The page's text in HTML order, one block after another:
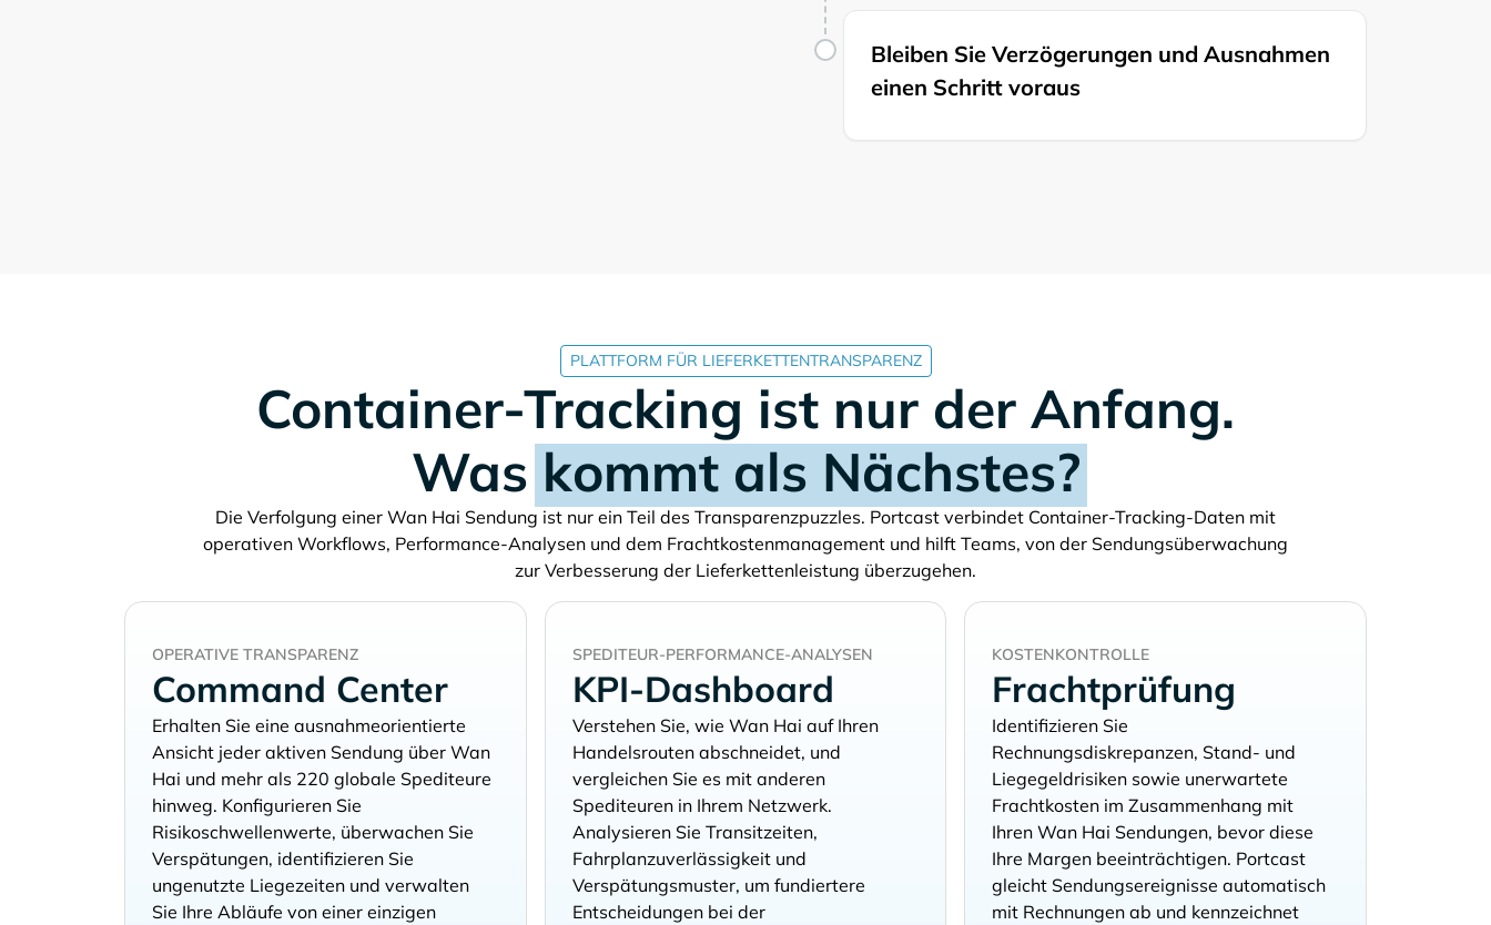
Bleiben Sie Verzögerungen und Ausnahmen
einen Schritt voraus
PLATTFORM FÜR LIEFERKETTENTRANSPARENZ
Container-Tracking ist nur der Anfang.
Was kommt als Nächstes?
Die Verfolgung einer
Sendung ist nur ein Teil des Transparenzpuzzles. Portcast verbindet Container-Tracking-Daten mit
operativen Workflows, Performance-Analysen und dem Frachtkostenmanagement und hilft Teams, von der Sendungsüberwachung
zur Verbesserung der Lieferkettenleistung überzugehen.
OPERATIVE TRANSPARENZ
Command Center
Erhalten Sie eine ausnahmeorientierte
Ansicht jeder aktiven Sendung über
und mehr als 220 globale Spediteure
hinweg. Konfigurieren Sie
Risikoschwellenwerte, überwachen Sie
Verspätungen, identifizieren Sie
ungenutzte Liegezeiten und verwalten
Sie Ihre Abläufe von einer einzigen
SPEDITEUR-PERFORMANCE-ANALYSEN
KPI-Dashboard
Verstehen Sie, wie
auf Ihren
Handelsrouten abschneidet, und
vergleichen Sie es mit anderen
Spediteuren in Ihrem Netzwerk.
Analysieren Sie Transitzeiten,
Fahrplanzuverlässigkeit und
Verspätungsmuster, um fundiertere
Entscheidungen bei der
KOSTENKONTROLLE
Frachtprüfung
Identifizieren Sie
Rechnungsdiskrepanzen, Stand- und
Liegegeldrisiken sowie unerwartete
Frachtkosten im Zusammenhang mit
Ihren
Sendungen, bevor diese
Ihre Margen beeinträchtigen. Portcast
gleicht Sendungsereignisse automatisch
mit Rechnungen ab und kennzeichnet